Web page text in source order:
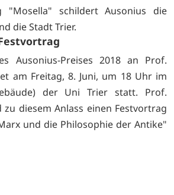
"Mosella" schildert Ausonius die
die Stadt Trier.
Ausonius-Preises 2018 an Prof.
am Freitag, 8. Juni, um 18 Uhr im
der Uni Trier statt. Prof.
diesem Anlass einen Festvortrag
und die Philosophie der Antike"